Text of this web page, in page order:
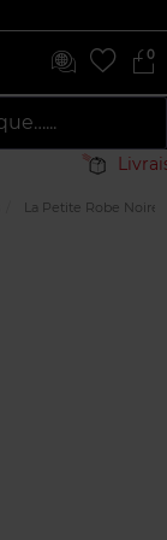
0
La Petite Robe Noire